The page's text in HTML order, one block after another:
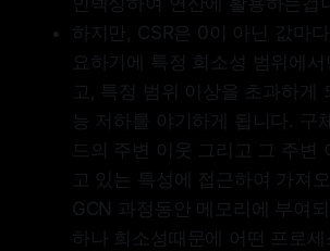
하지만, CSR은 0이 아닌 값마
요하기에 특정 희소성 범위에서
고, 특정 범위 이상을 초과하게
능 저하를 야기하게 됩니다. 구
드의 주변 이웃 그리고 그 주변
고 있는 특성에 접근하여 가져
GCN 과정동안 메모리에 부여
하나 희소성때문에 어떤 프로